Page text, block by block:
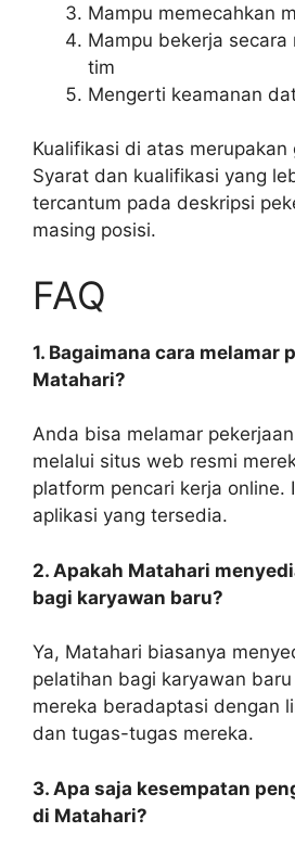
Mampu memecahkan
Mampu bekerja secara
tim
Mengerti keamanan
Kualifikasi di atas merupakan
Syarat dan kualifikasi yang
tercantum pada deskripsi
masing posisi.
FAQ
1. Bagaimana cara melamar
Matahari?
Anda bisa melamar
melalui situs web resmi
platform pencari kerja online.
aplikasi yang tersedia.
2. Apakah Matahari
bagi karyawan baru?
Ya, Matahari biasanya
pelatihan bagi karyawan
mereka beradaptasi dengan
dan tugas-tugas mereka.
3. Apa saja kesempatan
di Matahari?